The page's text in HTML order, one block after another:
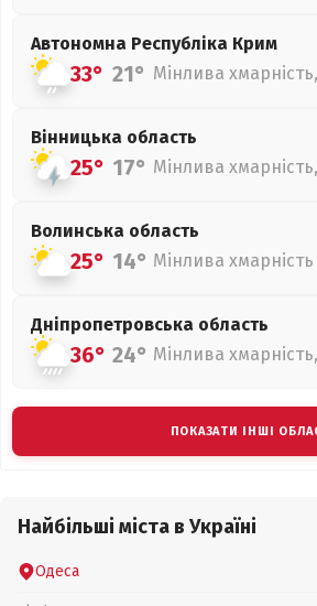
Автономна Республіка Крим
33° 21° Мінлива
Вінницька область
25° 17° Мінлива
Волинська область
25° 14° Мінлива хмарність
Дніпропетровська область
36° 24° Мінлива
ПОКАЗАТИ ІНШІ
Найбільші міста в Україні
Одеса